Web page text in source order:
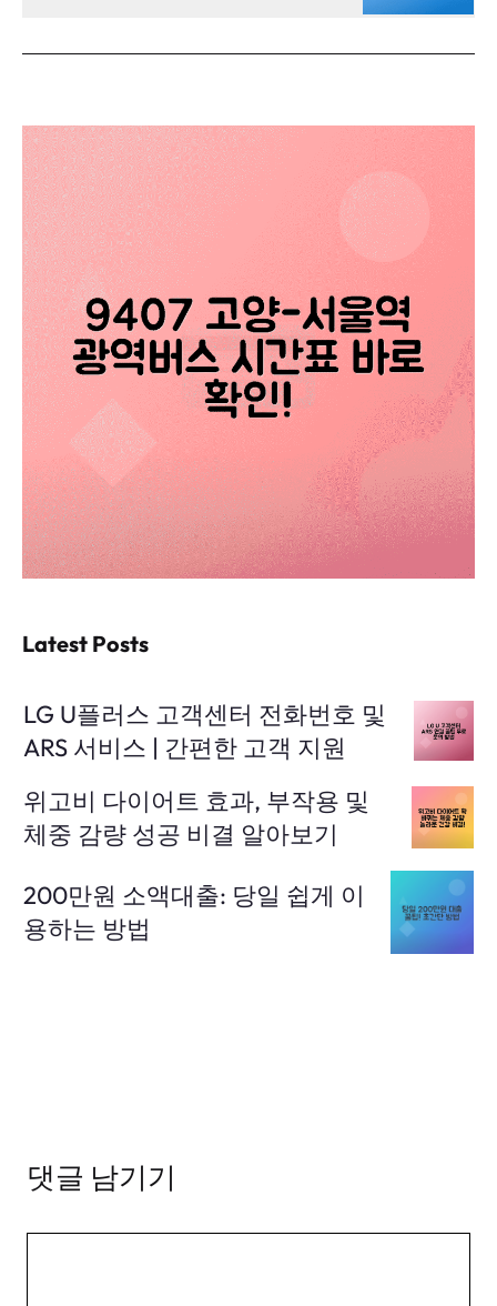
Latest Posts
LG U플러스 고객센터 전화번호 및
ARS 서비스 | 간편한 고객 지원
위고비 다이어트 효과, 부작용 및
체중 감량 성공 비결 알아보기
200만원 소액대출: 당일 쉽게 이
용하는 방법
댓글 남기기